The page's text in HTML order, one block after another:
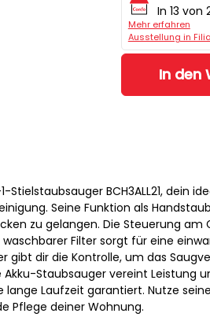
In 13 von
Mehr erfahren
Ausstellung in
In den
Stielstaubsauger BCH3ALL21, dein
Seine Funktion als
zu gelangen. Die Steuerung
Filter sorgt für eine
gibt dir die Kontrolle, um das
Akku-Staubsauger vereint Leistung
lange Laufzeit garantiert. Nutze
Pflege deiner Wohnung.